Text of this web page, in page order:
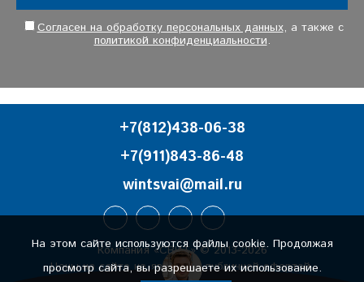
Согласен на обработку персональных данных, а также с
политикой конфиденциальности.
+7(812)438-06-38
+7(911)843-86-48
wintsvai@mail.ru
Компания «СВИТ» © 2013-2026
Цены на сайте не являются публичной офертой.
На этом сайте используются файлы cookie. Продолжая
просмотр сайта, вы разрешаете их использование.